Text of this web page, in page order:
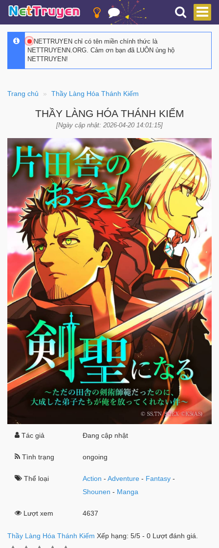
NETTRUYEN chỉ có tên miền chính thức là
NETTRUYENN.ORG. Cảm ơn bạn đã LUÔN ủng hộ
NETTRUYEN!
Trang chủ Thầy Làng Hóa Thánh Kiếm
THẦY LÀNG HÓA THÁNH KIẾM
[Ngày cập nhật: 2026-04-20 14:01:15]
Tác giả Đang cập nhật
Tình trạng ongoing
Thể loại Action -Adventure - Fantasy -
Shounen - Manga
Lượt xem 4637
Thầy Làng Hóa Thánh Kiếm Xếp hạng: 5/5 - 0 Lượt đánh giá.